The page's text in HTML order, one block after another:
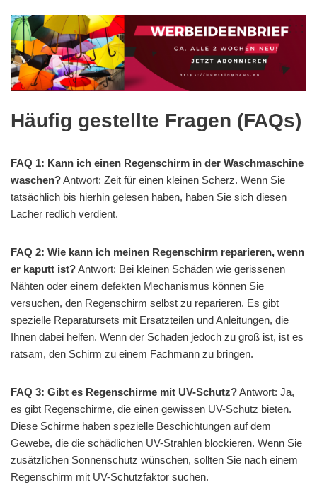
Häufig gestellte Fragen (FAQs)
FAQ 1: Kann ich einen Regenschirm in der Waschmaschine
waschen?Antwort: Zeit für einen kleinen Scherz. Wenn Sie
tatsächlich bis hierhin gelesen haben, haben Sie sich diesen
Lacher redlich verdient.
FAQ 2: Wie kann ich meinen Regenschirm reparieren, wenn
er kaputt ist?Antwort: Bei kleinen Schäden wie gerissenen
Nähten oder einem defekten Mechanismus können Sie
versuchen, den Regenschirm selbst zu reparieren. Es gibt
spezielle Reparatursets mit Ersatzteilen und Anleitungen, die
Ihnen dabei helfen. Wenn der Schaden jedoch zu groß ist, ist es
ratsam, den Schirm zu einem Fachmann zu bringen.
FAQ 3: Gibt es Regenschirme mit UV-Schutz?Antwort: Ja,
es gibt Regenschirme, die einen gewissen UV-Schutz bieten.
Diese Schirme haben spezielle Beschichtungen auf dem
Gewebe, die die schädlichen UV-Strahlen blockieren. Wenn Sie
zusätzlichen Sonnenschutz wünschen, sollten Sie nach einem
Regenschirm mit UV-Schutzfaktor suchen.